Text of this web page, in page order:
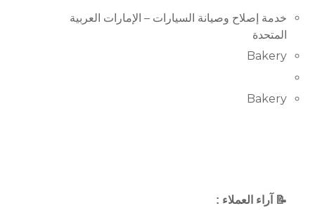
خدمة إصلاح وصيانة السيارات – الإمارات العربية
المتحدة
Bakery
Bakery
📝 آراء العملاء :